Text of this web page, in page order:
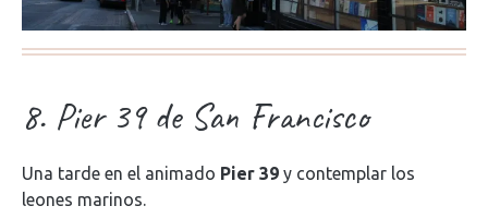
8. Pier 39 de San Francisco
Una tarde en el animado Pier 39 y contemplar los
leones marinos.